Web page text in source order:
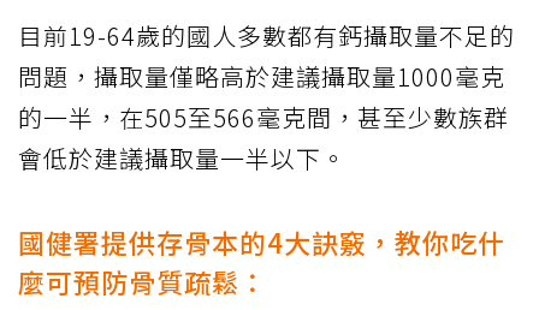
目前19-64歲的國人多數都有鈣攝取量不足的
問題，攝取量僅略高於建議攝取量1000毫克
的一半，在505至566毫克間，甚至少數族群
會低於建議攝取量一半以下。
國健署提供存骨本的4大訣竅，教你吃什
麼可預防骨質疏鬆：